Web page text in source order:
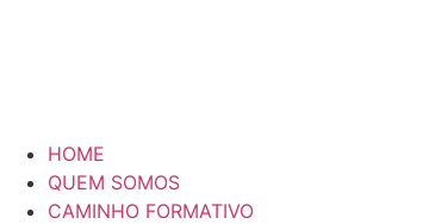
HOME
QUEM SOMOS
CAMINHO FORMATIVO